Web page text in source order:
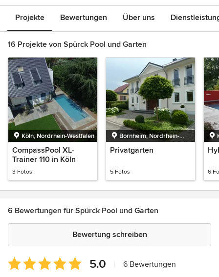
Projekte Bewertungen Über uns
16 Projekte von Spürck Pool und Garten
Köln, Nordrhein-Westfalen
CompassPool XL-
Trainer 110 in Köln
3 Fotos
Bornheim, Nordrhein-
Westfalen
Privatgarten
5 Fotos 6
6 Bewertungen für Spürck Pool und Garten
Bewertung schreiben
Durchschnittliche
Bewertung:
5.0 6 Bewertungen